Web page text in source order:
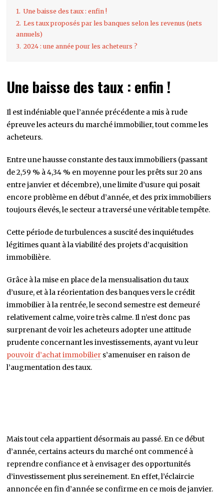
1. Une baisse des taux : enfin !
2. Les taux proposés par les banques selon les revenus (nets
annuels)
3. 2024 : une année pour les acheteurs ?
Une baisse des taux : enfin !
Il est indéniable que l’année précédente a mis à rude
épreuve les acteurs du marché immobilier, tout comme les
acheteurs.
Entre une hausse constante des taux immobiliers (passant
de 2,59 % à 4,34 % en moyenne pour les prêts sur 20 ans
entre janvier et décembre), une limite d’usure qui posait
encore problème en début d’année, et des prix immobiliers
toujours élevés, le secteur a traversé une véritable tempête.
Cette période de turbulences a suscité des inquiétudes
légitimes quant à la viabilité des projets d’acquisition
immobilière.
Grâce à la mise en place de la mensualisation du taux
d’usure, et à la réorientation des banques vers le crédit
immobilier à la rentrée, le second semestre est demeuré
relativement calme, voire très calme. Il n’est donc pas
surprenant de voir les acheteurs adopter une attitude
prudente concernant les investissements, ayant vu leur
pouvoir d’achat immobilier s’amenuiser en raison de
l’augmentation des taux.
Mais tout cela appartient désormais au passé. En ce début
d’année, certains acteurs du marché ont commencé à
reprendre confiance et à envisager des opportunités
d’investissement plus sereinement. En effet, l’éclaircie
annoncée en fin d’année se confirme en ce mois de janvier.